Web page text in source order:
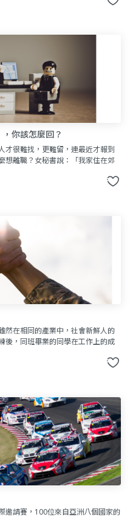
你該怎麼回？
才很難找，更難留，連最近才報到
想離職？女秘書說：「我家住在郊
法每天都這麼晚下班。」這位
然在相同的產業中，社會新鮮人的
後，同班畢業的同學在工作上的成
倍之差。為什麼會如此？選對
邀請賽，100位來自亞洲八個國家的